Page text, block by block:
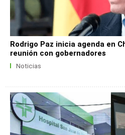
Rodrigo Paz inicia agenda en
reunión con gobernadores
Noticias